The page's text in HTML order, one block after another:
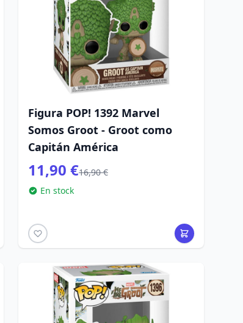
Figura POP! 1392 Marvel
Somos Groot - Groot como
Capitán América
11,90 €16,90 €
En stock